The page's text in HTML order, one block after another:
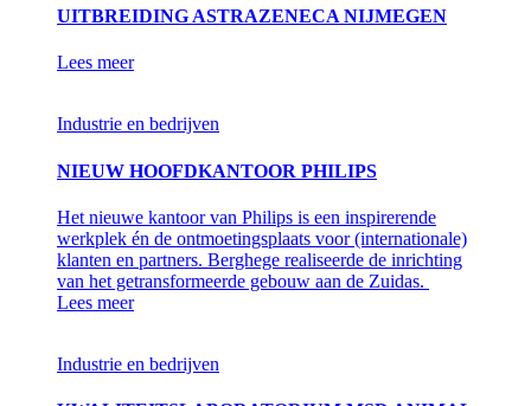
UITBREIDING ASTRAZENECA NIJMEGEN
Lees meer
Industrie en bedrijven
NIEUW HOOFDKANTOOR PHILIPS
Het nieuwe kantoor van Philips is een inspirerende
werkplek én de ontmoetingsplaats voor (internationale)
klanten en partners. Berghege realiseerde de inrichting
van het getransformeerde gebouw aan de Zuidas.
Lees meer
Industrie en bedrijven